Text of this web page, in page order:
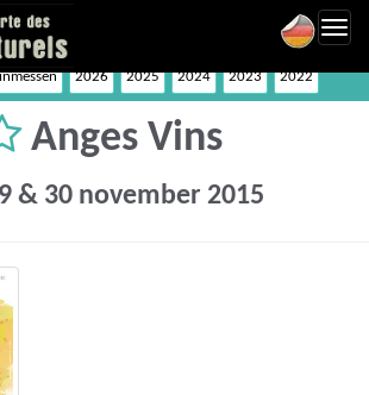
2026 2025 2024 2023 2022
Anges Vins
& 30 november 2015